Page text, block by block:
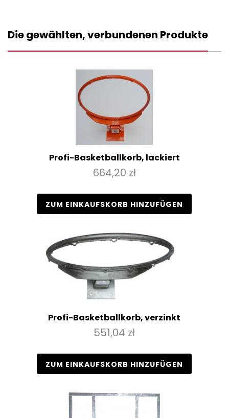
Die gewählten, verbundenen Produkte
Profi-Basketballkorb, lackiert
664,20 zł
ZUM EINKAUFSKORB HINZUFÜGEN
Profi-Basketballkorb, verzinkt
551,04 zł
ZUM EINKAUFSKORB HINZUFÜGEN